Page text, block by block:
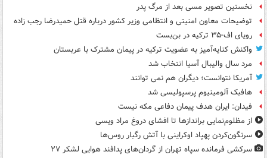
نخستین تصویر مسی بعد از مرگ پدر
توضیحات معاون امنیتی و انتظامی وزیر کشور درباره قتل حمیدرضا رجب زاده
رویای اف-۳۵ ترکیه در بن‌بست
واکنش کنایه‌آمیز به عضویت ترکیه در پیمان مشترک با عربستان
مرد سال والیبال آسیا انتخاب شد
آمریکا نتوانست؛ دیگران هم نمی توانند
هافبک آلومینیوم پرسپولیسی شد
فیدان: ایران هدف پیمان دفاعی مکه نیست
از مظلوم‌نمایی براندازها تا افشای دروغ مراد ویسی
سرنگون‌کردن پهپاد اوکراینی با آتش رگبار روس‌ها
سرکشی فرمانده سپاه تهران از گردان‌های پدافند هوایی لشکر ۲۷